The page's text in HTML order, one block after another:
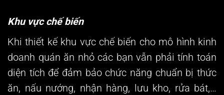
Khu vực chế biến
Khi thiết kế khu vực chế biến cho mô hình kinh
doanh quán ăn nhỏcác bạn vẫn phải tính toán
diện tích để đảm bảo chức năng chuẩn bị thức
ăn, nấu nướng, nhận hàng, lưu kho, rửa bát,…